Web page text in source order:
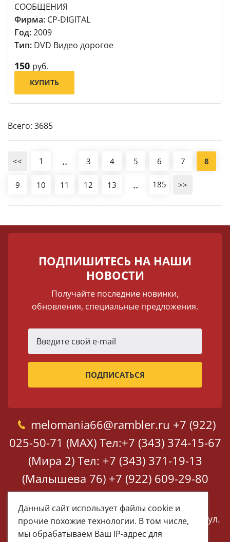
СООБЩЕНИЯ
Фирма: СР-DIGITAL
Год:2009
Тип: DVD Видео дорогое
150 руб.
КУПИТЬ
Всего: 3685
<< 1 .. 3 4 5 6 7 8
9 10 11 12 13 .. 185 >>
ПОДПИШИТЕСЬ НА НАШИ
НОВОСТИ
Получайте последние новинки,
обновления, специальные предложения.
melomania66@rambler.ru +7 (922)
025-50-71 (MAX) Тел:+7 (343) 374-15-67
(Мира 2) Тел: +7 (343) 371-19-13
(Малышева 76) +7 (922) 609-29-80
(MAX)
Екатеринбург, ул. Мира 2
Екатеринбург, ул.
Малышева 76
Данный сайт использует файлы cookie и
прочие похожие технологии. В том числе,
мы обрабатываем Ваш IP-адрес для